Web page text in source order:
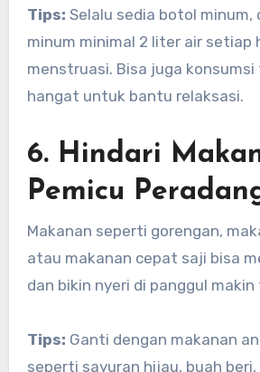
Tips: Selalu sedia botol minum,
minum minimal 2 liter air setiap
menstruasi. Bisa juga konsumsi
hangat untuk bantu relaksasi.
6. Hindari
Pemicu
Makanan seperti gorengan,
atau makanan cepat saji bisa
dan bikin nyeri di panggul makin
Tips: Ganti dengan makanan
seperti sayuran hijau, buah